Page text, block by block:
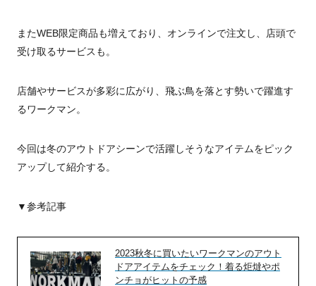
またWEB限定商品も増えており、オンラインで注文し、店頭で
受け取るサービスも。
店舗やサービスが多彩に広がり、飛ぶ鳥を落とす勢いで躍進す
るワークマン。
今回は冬のアウトドアシーンで活躍しそうなアイテムをピック
アップして紹介する。
▼参考記事
2023秋冬に買いたいワークマンのアウト
ドアアイテムをチェック！着る炬燵やポ
ンチョがヒットの予感